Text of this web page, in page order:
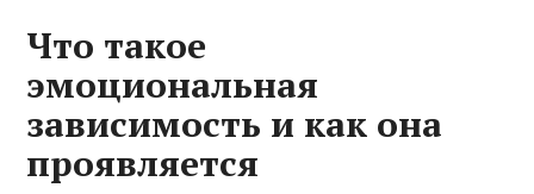
Что такое
эмоциональная
зависимость и как она
проявляется